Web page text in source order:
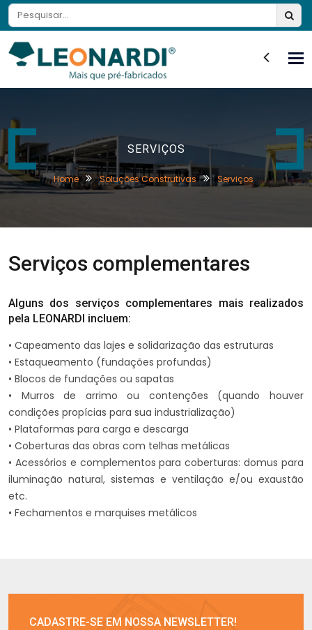
SERVIÇOS
Home Soluções Construtivas Serviços
Serviços complementares
Alguns dos serviços complementares mais realizados
pela LEONARDI incluem:
• Capeamento das lajes e solidarização das estruturas
• Estaqueamento (fundações profundas)
• Blocos de fundações ou sapatas
• Murros de arrimo ou contenções (quando houver
condições propícias para sua industrialização)
• Plataformas para carga e descarga
• Coberturas das obras com telhas metálicas
• Acessórios e complementos para coberturas: domus para
iluminação natural, sistemas e ventilação e/ou exaustão
etc.
• Fechamentos e marquises metálicos
CADASTRE-SE EM NOSSA NEWSLETTER!